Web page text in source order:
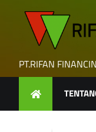
PT.RIFAN